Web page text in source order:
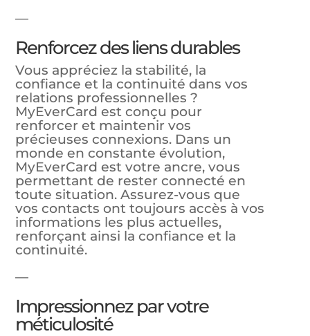
—
Renforcez des liens durables
Vous appréciez la stabilité, la
confiance et la continuité dans vos
relations professionnelles ?
MyEverCard est conçu pour
renforcer et maintenir vos
précieuses connexions. Dans un
monde en constante évolution,
MyEverCard est votre ancre, vous
permettant de rester connecté en
toute situation. Assurez-vous que
vos contacts ont toujours accès à vos
informations les plus actuelles,
renforçant ainsi la confiance et la
continuité.
—
Impressionnez par votre
méticulosité